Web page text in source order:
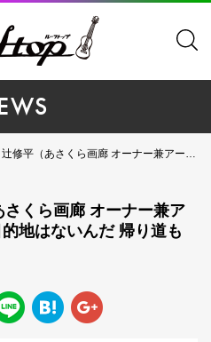
画廊 オーナー兼アーティスト）作品展『目的地はないんだ 帰り道も忘れたよ』開催！
くら画廊 オーナー兼ア
地はないんだ 帰り道も